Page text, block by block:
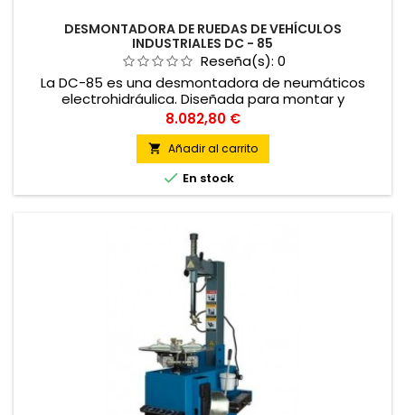
DESMONTADORA DE RUEDAS DE VEHÍCULOS
INDUSTRIALES DC - 85
Reseña(s): 0
La DC-85 es una desmontadora de neumáticos
electrohidráulica. Diseñada para montar y
desmontar ruedas de camión, autobús, agrícola e
industrial.
Precio
8.082,80 €
 Añadir al carrito
 En stock